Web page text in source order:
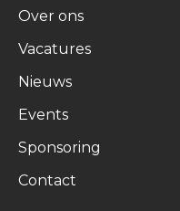
Over ons
Vacatures
Nieuws
Events
Sponsoring
Contact